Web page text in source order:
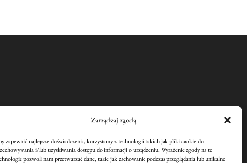
Zarządzaj zgodą
zapewnić najlepsze doświadczenia, korzystamy z technologii takich jak pliki cookie do
i/lub uzyskiwania dostępu do informacji o urządzeniu. Wyrażenie zgody na te
pozwoli nam przetwarzać dane, takie jak zachowanie podczas przeglądania lub unikalne